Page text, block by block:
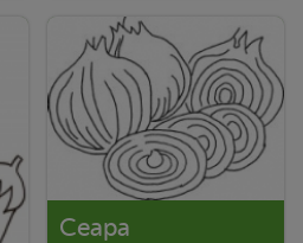
Ceapa